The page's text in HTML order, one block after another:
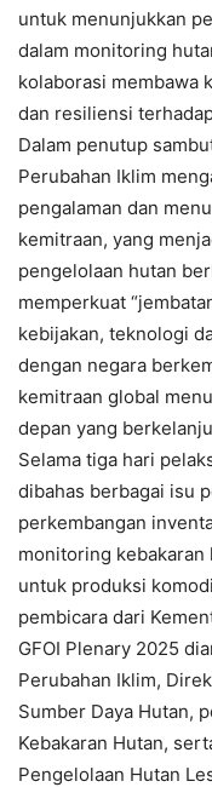
untuk menunjukkan
dalam monitoring
kolaborasi membawa
dan resiliensi
Dalam penutup
Perubahan Iklim
pengalaman dan
kemitraan, yang
pengelolaan hutan
memperkuat
kebijakan, teknologi
dengan negara
kemitraan global
depan yang
Selama tiga hari
dibahas berbagai isu
perkembangan
monitoring kebakaran
untuk produksi
pembicara dari
GFOI Plenary 2025
Perubahan Iklim,
Sumber Daya Hutan,
Kebakaran Hutan,
Pengelolaan Hutan